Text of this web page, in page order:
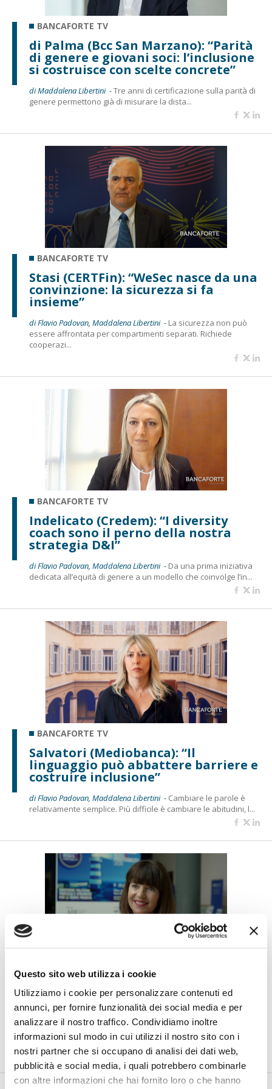
Questo sito web utilizza i cookie
Utilizziamo i cookie per personalizzare contenuti ed
annunci, per fornire funzionalità dei social media e per
analizzare il nostro traffico. Condividiamo inoltre
informazioni sul modo in cui utilizzi il nostro sito con i
nostri partner che si occupano di analisi dei dati web,
pubblicità e social media, i quali potrebbero combinarle
con altre informazioni che hai fornito loro o che hanno
BANCAFORTE TV
di Palma (Bcc San Marzano): “Parità
di genere e giovani soci: l’inclusione
si costruisce con scelte concrete”
di Maddalena Libertini -Tre anni di certificazione sulla parità di
genere permettono già di misurare la dista...
BANCAFORTE TV
Stasi (CERTFin): “WeSec nasce da una
convinzione: la sicurezza si fa
insieme”
di Flavio Padovan, Maddalena Libertini - La sicurezza non può
essere affrontata per compartimenti separati. Richiede
cooperazi...
BANCAFORTE TV
Indelicato (Credem): “I diversity
coach sono il perno della nostra
strategia D&I”
di Flavio Padovan, Maddalena Libertini - Da una prima iniziativa
dedicata all’equità di genere a un modello che coinvolge l’in...
BANCAFORTE TV
Salvatori (Mediobanca): “Il
linguaggio può abbattere barriere e
costruire inclusione”
di Flavio Padovan, Maddalena Libertini - Cambiare le parole è
relativamente semplice. Più difficile è cambiare le abitudini, l...
rafforza i controlli e valorizza il
lavoro degli analisti”
secondo livello più strutturati, standardizzati e capaci di le...